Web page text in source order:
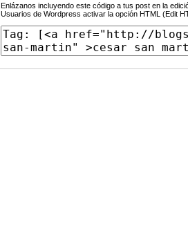
Enlázanos incluyendo este código a tus post en la
Usuarios de Wordpress activar la opción HTML (Edit